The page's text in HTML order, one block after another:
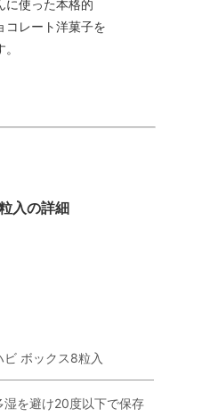
に使った本格的
コレート洋菓子を
入の詳細
ビ ボックス8粒入
湿を避け20度以下で保存